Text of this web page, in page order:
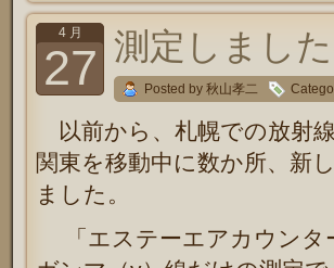
4 月
27 測定しまし
Posted by 秋山孝二
以前から、札幌での放射
関東を移動中に数か所、新
ました。
「エステーエアカウンタ